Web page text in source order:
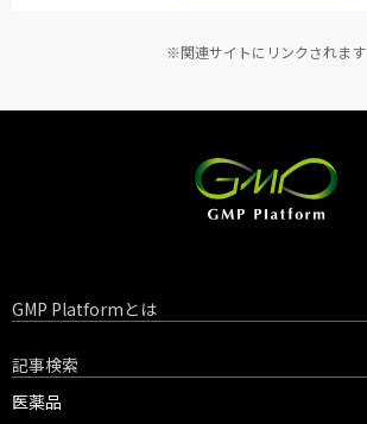
※関連サイトにリンクされます
GMP Platformとは
記事検索
医薬品